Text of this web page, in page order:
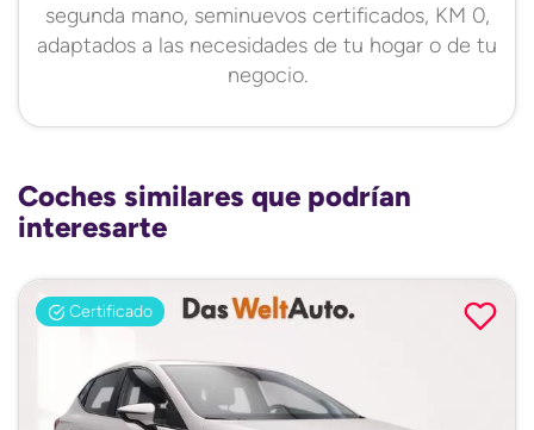
segunda mano, seminuevos certificados, KM 0,
adaptados a las necesidades de tu hogar o de tu
negocio.
Coches similares que podrían
interesarte
Certificado